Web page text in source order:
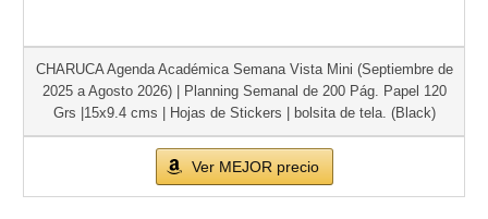
CHARUCA Agenda Académica Semana Vista Mini (Septiembre de
2025 a Agosto 2026) | Planning Semanal de 200 Pág. Papel 120
Grs |15x9.4 cms | Hojas de Stickers | bolsita de tela. (Black)
Ver MEJOR precio